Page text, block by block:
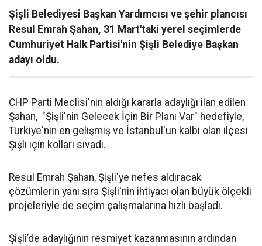
Şişli Belediyesi Başkan Yardımcısı ve şehir plancısı
Resul Emrah Şahan, 31 Mart'taki yerel seçimlerde
Cumhuriyet Halk Partisi'nin Şişli Belediye Başkan
adayı oldu.
CHP Parti Meclisi'nin aldığı kararla adaylığı ilan edilen
Şahan, "Şişli'nin Gelecek İçin Bir Planı Var" hedefiyle,
Türkiye'nin en gelişmiş ve İstanbul'un kalbi olan ilçesi
Şişli için kolları sıvadı.
Resul Emrah Şahan, Şişli'ye nefes aldıracak
çözümlerin yanı sıra Şişli'nin ihtiyacı olan büyük ölçekli
projeleriyle de seçim çalışmalarına hızlı başladı.
Şişli’de adaylığının resmiyet kazanmasının ardından